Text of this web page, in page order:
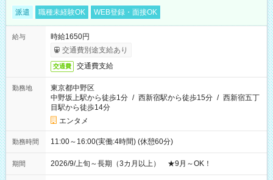
派遣 職種未経験OK WEB登録・面接OK
給与
時給1650円
交通費別途支給あり
交通費 交通費支給
勤務地
東京都中野区
中野坂上駅から徒歩1分 / 西新宿駅から徒歩15分 / 西新宿五丁
目駅から徒歩14分
エンタメ
勤務時間 11:00～16:00(実働:4時間) (休憩60分)
期間 2026/9/上旬～長期（3カ月以上） ★9月～OK！